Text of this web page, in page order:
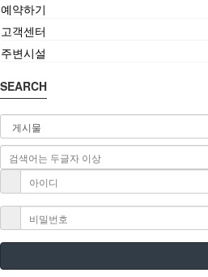
예약하기
고객센터
주변시설
SEARCH